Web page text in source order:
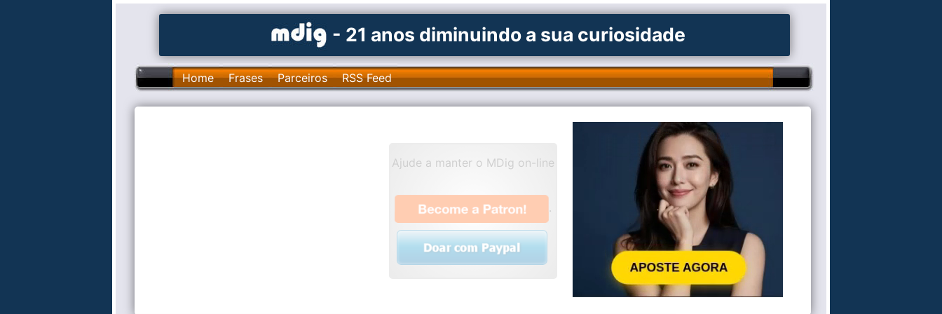
- 21 anos diminuindo a sua curiosidade
Home Frases Parceiros RSS Feed
Ajude a manter o MDig on-line
.